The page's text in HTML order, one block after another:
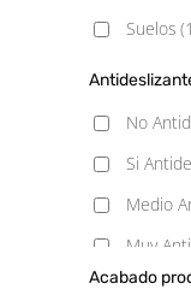
Suelos
No
Si
Medio
Muy
Acabado